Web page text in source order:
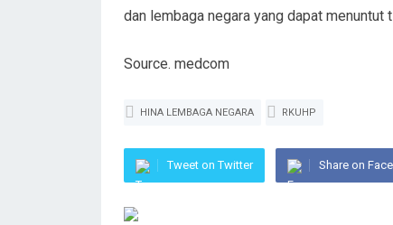
dan lembaga negara yang dapat menuntut
Source. medcom
HINA LEMBAGA NEGARA RKUHP
Tweet on Twitter Share on